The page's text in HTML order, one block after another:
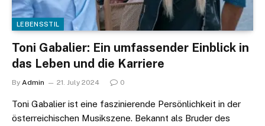
LEBENSSTIL
Toni Gabalier: Ein umfassender Einblick in
das Leben und die Karriere
By Admin 21. July 2024 0
Toni Gabalier ist eine faszinierende Persönlichkeit in der
österreichischen Musikszene. Bekannt als Bruder des